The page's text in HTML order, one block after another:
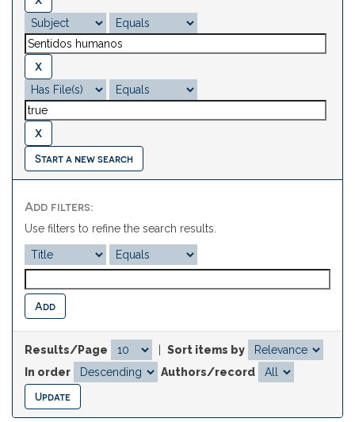
Start a new search
Add filters:
Use filters to refine the search results.
Results/Page
Sort items by
In order
Authors/record